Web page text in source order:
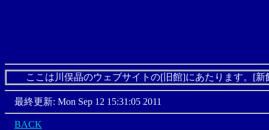
ここは川俣晶のウェブサイトの[旧館]にあたります。[新
最終更新: Mon Sep 12 15:31:05 2011
BACK